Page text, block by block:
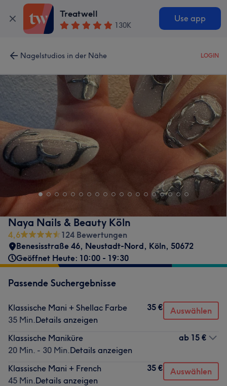
Treatwell
130K
Use app
Nagelstudios in der Nähe LOGIN
Naya Nails & Beauty Köln
4,6
124 Bewertungen
Benesisstraße 46, Neustadt-Nord, Köln, 50672
Geöffnet Heute: 10:00 - 19:30
Passende Suchergebnisse
Klassische Mani + Shellac Farbe
35 Min.Details anzeigen
35 € Auswählen
Klassische Maniküre
20 Min. - 30 Min.Details anzeigen
ab 15 €
Klassische Mani + French
45 Min.Details anzeigen
35 € Auswählen